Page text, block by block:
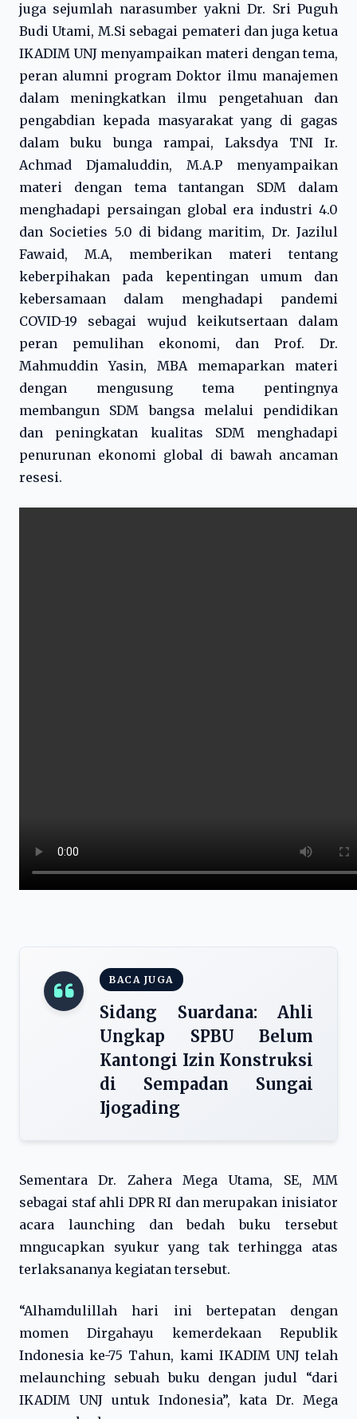
juga sejumlah narasumber yakni Dr. Sri Puguh
Budi Utami, M.Si sebagai pemateri dan juga ketua
IKADIM UNJ menyampaikan materi dengan tema,
peran alumni program Doktor ilmu manajemen
dalam meningkatkan ilmu pengetahuan dan
pengabdian kepada masyarakat yang di gagas
dalam buku bunga rampai, Laksdya TNI Ir.
Achmad Djamaluddin, M.A.P menyampaikan
materi dengan tema tantangan SDM dalam
menghadapi persaingan global era industri 4.0
dan Societies 5.0 di bidang maritim, Dr. Jazilul
Fawaid, M.A, memberikan materi tentang
keberpihakan pada kepentingan umum dan
kebersamaan dalam menghadapi pandemi
COVID-19 sebagai wujud keikutsertaan dalam
peran pemulihan ekonomi, dan Prof. Dr.
Mahmuddin Yasin, MBA memaparkan materi
dengan mengusung tema pentingnya
membangun SDM bangsa melalui pendidikan
dan peningkatan kualitas SDM menghadapi
penurunan ekonomi global di bawah ancaman
resesi.
BACA JUGA
Sidang Suardana: Ahli
Ungkap SPBU Belum
Kantongi Izin Konstruksi
di Sempadan Sungai
Ijogading
Sementara Dr. Zahera Mega Utama, SE, MM
sebagai staf ahli DPR RI dan merupakan inisiator
acara launching dan bedah buku tersebut
mngucapkan syukur yang tak terhingga atas
terlaksananya kegiatan tersebut.
“Alhamdulillah hari ini bertepatan dengan
momen Dirgahayu kemerdekaan Republik
Indonesia ke-75 Tahun, kami IKADIM UNJ telah
melaunching sebuah buku dengan judul “dari
IKADIM UNJ untuk Indonesia”, kata Dr. Mega